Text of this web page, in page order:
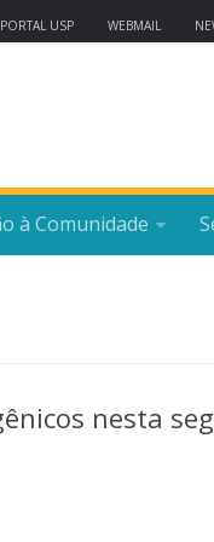
PORTAL USP WEBMAIL
à Comunidade
nesta